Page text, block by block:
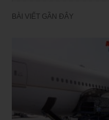
BÀI VIẾT GẦN ĐÂY